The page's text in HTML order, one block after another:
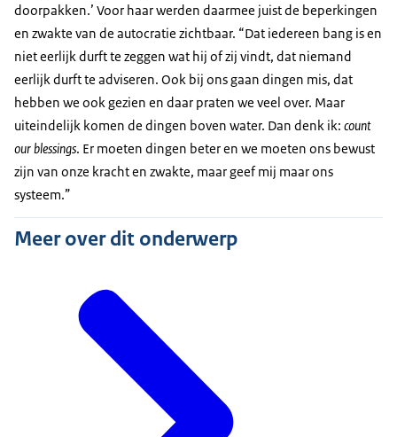
doorpakken.’ Voor haar werden daarmee juist de beperkingen
en zwakte van de autocratie zichtbaar. “Dat iedereen bang is en
niet eerlijk durft te zeggen wat hij of zij vindt, dat niemand
eerlijk durft te adviseren. Ook bij ons gaan dingen mis, dat
hebben we ook gezien en daar praten we veel over. Maar
uiteindelijk komen de dingen boven water. Dan denk ik: count
our blessings. Er moeten dingen beter en we moeten ons bewust
zijn van onze kracht en zwakte, maar geef mij maar ons
systeem.”
Meer over dit onderwerp